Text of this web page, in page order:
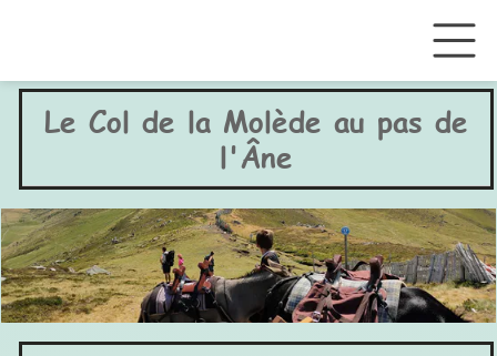
Le Col de la Molède au pas de
l'Âne